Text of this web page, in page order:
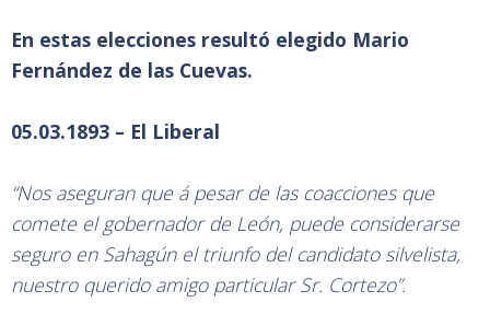
En estas elecciones resultó elegido Mario
Fernández de las Cuevas.
05.03.1893 – El Liberal
“Nos aseguran que á pesar de las coacciones que
comete el gobernador de León, puede considerarse
seguro en Sahagún el triunfo del candidato silvelista,
nuestro querido amigo particular Sr. Cortezo”.